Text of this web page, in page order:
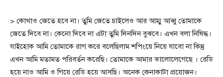
> কোথাও জেতে হবে না। তুমি জেতে চাইলেও আর আম্মু আব্বু তোমাকে
জেতে দিবে না। কেনো দিবে না এটা তুমি দিনদিন বুঝবে। এখন বলা নিষিদ্ধ।
যাইহোক আমি তোমাকে রাগ করে বলেছিলাম শপিংয়ে নিয়ে যাবো না কিন্তু
এখন আমি মতামত পরিবর্তন করেছি। তোমাকে আমার ভালোলেগেছে । রেডি
হয়ে নাও আমি ও গিয়ে রেডি হয়ে আসছি। অনেক কেনাকাটা প্রয়োজন।